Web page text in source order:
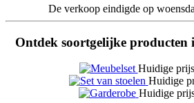
De verkoop eindigde op
Ontdek soortgelijke producten
Huidige
Huidige
Huidige